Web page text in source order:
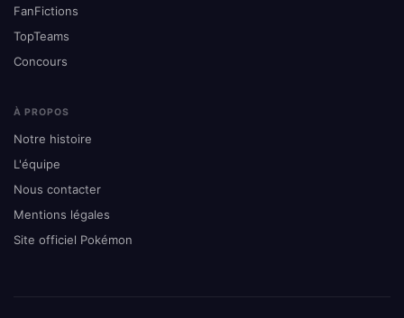
FanFictions
TopTeams
Concours
À PROPOS
Notre histoire
L'équipe
Nous contacter
Mentions légales
Site officiel Pokémon